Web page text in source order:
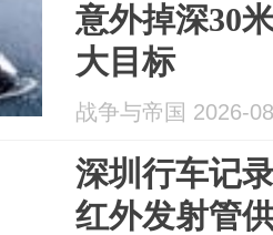
意外掉深30
大目标
战争与帝国 2026-
深圳行车记
红外发射管